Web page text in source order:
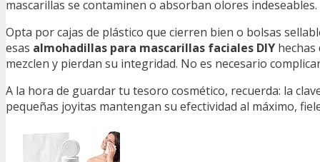
mascarillas se contaminen o absorban olores indeseables.
Opta por cajas de plástico que cierren bien o bolsas
esas almohadillas para mascarillas faciales DIY
mezclen y pierdan su integridad. No es necesario
A la hora de guardar tu tesoro cosmético, recuerda: la
pequeñas joyitas mantengan su efectividad al máximo,